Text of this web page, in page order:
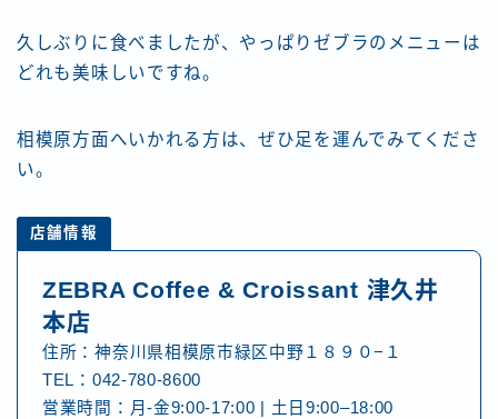
久しぶりに食べましたが、やっぱりゼブラのメニューは
どれも美味しいですね。
相模原方面へいかれる方は、ぜひ足を運んでみてくださ
い。
店舗情報
ZEBRA Coffee & Croissant 津久井
本店
住所：神奈川県相模原市緑区中野１８９０−１
TEL：042-780-8600
営業時間：月-金9:00-17:00 | 土日9:00–18:00